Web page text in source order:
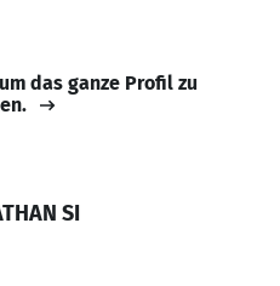
das ganze Profil zu
SI